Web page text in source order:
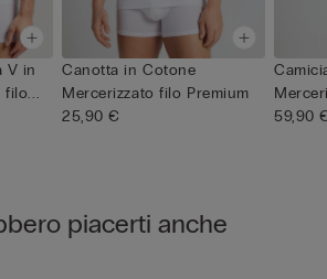
V in
filo...
Canotta in Cotone
Mercerizzato filo Premium
25,90 €
filo P...
59,90
piacerti anche